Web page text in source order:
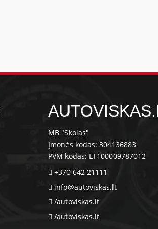
MB "Skolas"
Įmonės kodas: 304136883
PVM kodas: LT100009787012
+370 642 21111
info@autoviskas.lt
/autoviskas.lt
/autoviskas.lt